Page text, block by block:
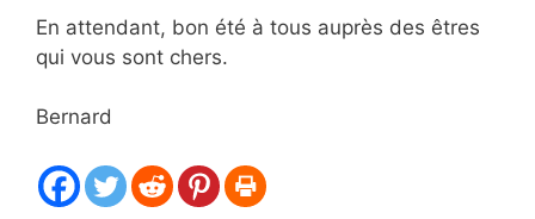
En attendant, bon été à tous auprès des êtres
qui vous sont chers.
Bernard